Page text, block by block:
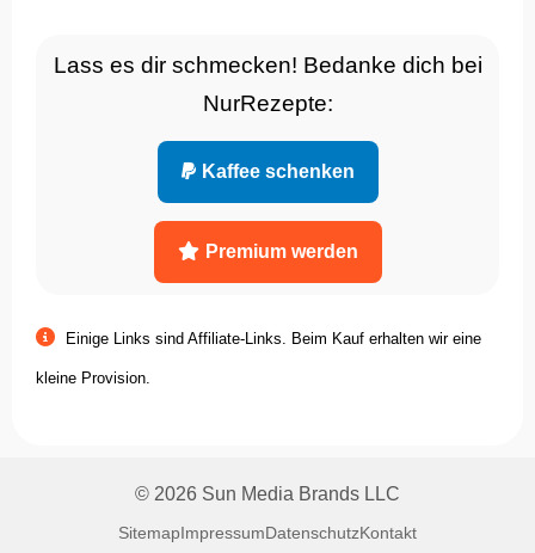
Lass es dir schmecken! Bedanke dich bei
NurRezepte:
Kaffee schenken
Premium werden
Einige Links sind Affiliate-Links. Beim Kauf erhalten wir eine
kleine Provision.
© 2026 Sun Media Brands LLC
SitemapImpressumDatenschutzKontakt